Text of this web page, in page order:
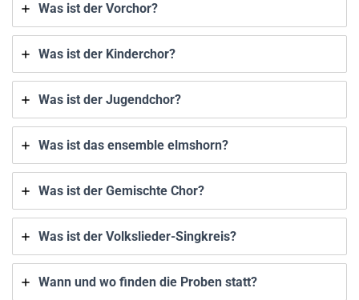
Was ist der Vorchor?
Was ist der Kinderchor?
Was ist der Jugendchor?
Was ist das ensemble elmshorn?
Was ist der Gemischte Chor?
Was ist der Volkslieder-Singkreis?
Wann und wo finden die Proben statt?